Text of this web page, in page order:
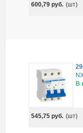
600,79руб. (шт)
В
545,75руб. (шт)